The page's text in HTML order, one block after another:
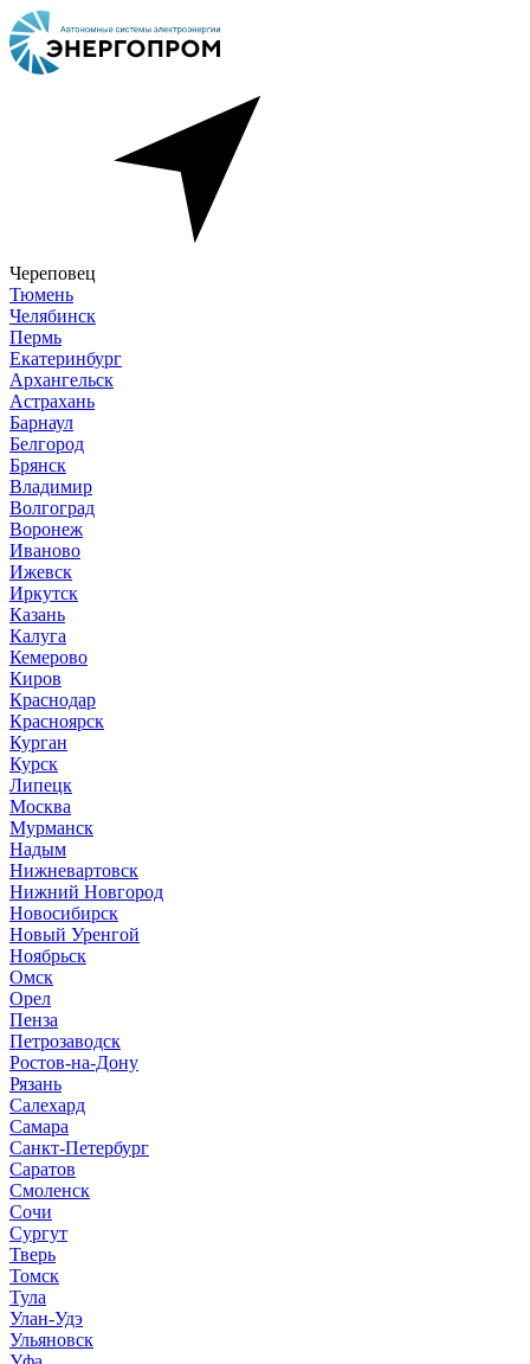
Череповец
Тюмень
Челябинск
Пермь
Екатеринбург
Архангельск
Астрахань
Барнаул
Белгород
Брянск
Владимир
Волгоград
Воронеж
Иваново
Ижевск
Иркутск
Казань
Калуга
Кемерово
Киров
Краснодар
Красноярск
Курган
Курск
Липецк
Москва
Мурманск
Надым
Нижневартовск
Нижний Новгород
Новосибирск
Новый Уренгой
Ноябрьск
Омск
Орел
Пенза
Петрозаводск
Ростов-на-Дону
Рязань
Салехард
Самара
Санкт-Петербург
Саратов
Смоленск
Сочи
Сургут
Тверь
Томск
Тула
Улан-Удэ
Ульяновск